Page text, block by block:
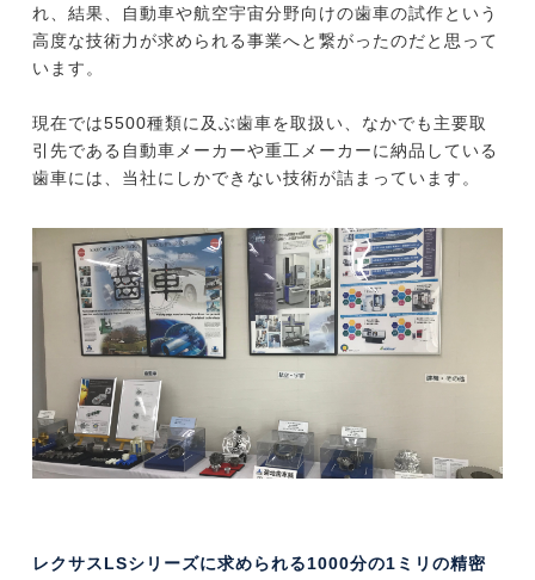
れ、結果、自動車や航空宇宙分野向けの歯車の試作という
高度な技術力が求められる事業へと繋がったのだと思って
います。
現在では5500種類に及ぶ歯車を取扱い、なかでも主要取
引先である自動車メーカーや重工メーカーに納品している
歯車には、当社にしかできない技術が詰まっています。
レクサスLSシリーズに求められる1000分の1ミリの精密